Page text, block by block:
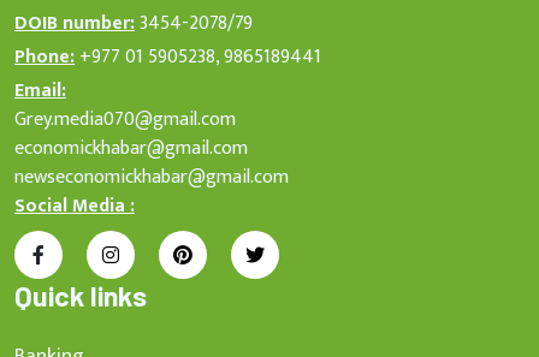
DOIB number:3454-2078/79
Phone:+977 01 5905238, 9865189441
Email:
Grey.media070@gmail.com
economickhabar@gmail.com
newseconomickhabar@gmail.com
Social Media :
Quick links